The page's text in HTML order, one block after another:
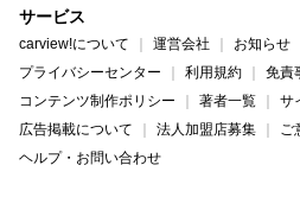
サービス
carview!について 運営会社 お知らせ
プライバシーセンター
利用規約
免責
コンテンツ制作ポリシー
著者一覧
サ
広告掲載について
法人加盟店募集
ご
ヘルプ・お問い合わせ